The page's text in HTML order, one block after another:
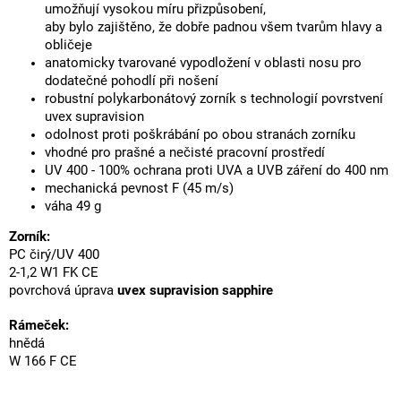
umožňují vysokou míru přizpůsobení,
aby bylo zajištěno, že dobře padnou všem tvarům hlavy a
obličeje
anatomicky tvarované vypodložení v oblasti nosu pro
dodatečné pohodlí při nošení
robustní polykarbonátový zorník s technologií povrstvení
uvex supravision
odolnost proti poškrábání po obou stranách zorníku
vhodné pro prašné a nečisté pracovní prostředí
UV 400 - 100% ochrana proti UVA a UVB záření do 400 nm
mechanická pevnost F (45 m/s)
váha 49 g
Zorník:
PC čirý/UV 400
2-1,2 W1 FK CE
povrchová úprava uvex supravision sapphire
Rámeček:
hnědá
W 166 F CE